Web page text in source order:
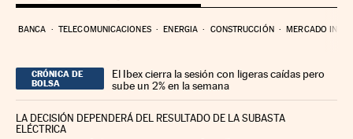
BANCA TELECOMUNICACIONES ENERGIA CONSTRUCCIÓN MERCADO
CRÓNICA DE
BOLSA
El Ibex cierra la sesión con ligeras caídas pero
sube un 2% en la semana
LA DECISIÓN DEPENDERÁ DEL RESULTADO DE LA SUBASTA
ELÉCTRICA